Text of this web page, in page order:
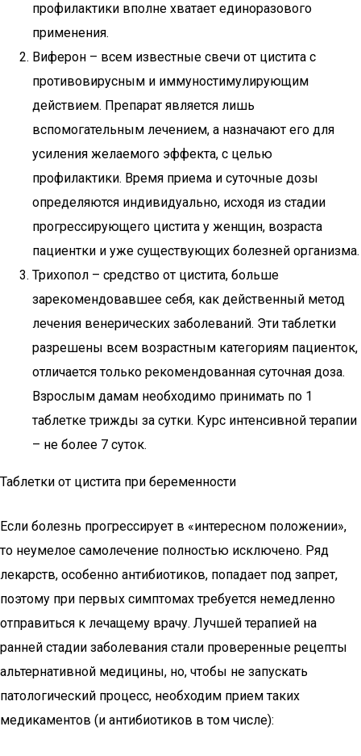
профилактики вполне хватает единоразового
применения.
Виферон – всем известные свечи от цистита с
противовирусным и иммуностимулирующим
действием. Препарат является лишь
вспомогательным лечением, а назначают его для
усиления желаемого эффекта, с целью
профилактики. Время приема и суточные дозы
определяются индивидуально, исходя из стадии
прогрессирующего цистита у женщин, возраста
пациентки и уже существующих болезней организма.
Трихопол – средство от цистита, больше
зарекомендовавшее себя, как действенный метод
лечения венерических заболеваний. Эти таблетки
разрешены всем возрастным категориям пациенток,
отличается только рекомендованная суточная доза.
Взрослым дамам необходимо принимать по 1
таблетке трижды за сутки. Курс интенсивной терапии
– не более 7 суток.
Таблетки от цистита при беременности
Если болезнь прогрессирует в «интересном положении»,
то неумелое самолечение полностью исключено. Ряд
лекарств, особенно антибиотиков, попадает под запрет,
поэтому при первых симптомах требуется немедленно
отправиться к лечащему врачу. Лучшей терапией на
ранней стадии заболевания стали проверенные рецепты
альтернативной медицины, но, чтобы не запускать
патологический процесс, необходим прием таких
медикаментов (и антибиотиков в том числе):